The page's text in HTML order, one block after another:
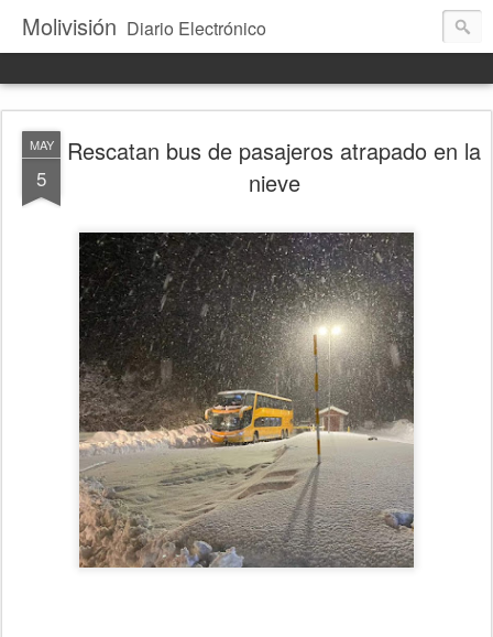
Molivisión Diario Electrónico
MAY
5
Rescatan bus de pasajeros atrapado en la
nieve